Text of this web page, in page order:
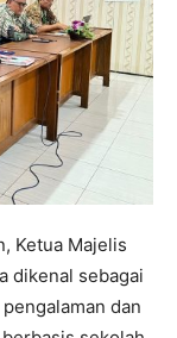
Ketua Majelis
dikenal sebagai
dan